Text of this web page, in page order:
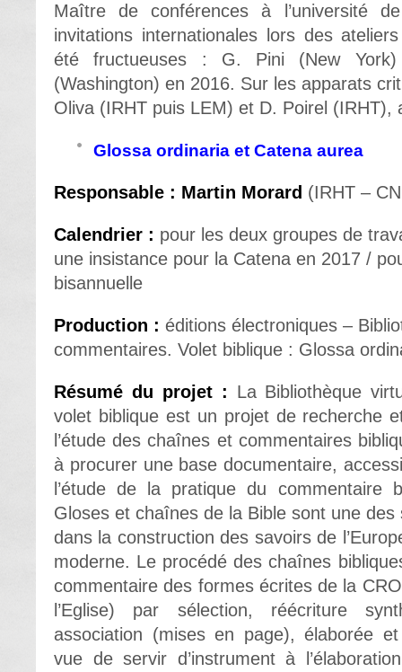
Maître de conférences à l’université
invitations internationales lors des
été fructueuses : G. Pini (New
(Washington) en 2016. Sur les apparats
Oliva (IRHT puis LEM) et D. Poirel (IRHT),
Glossa ordinaria et Catena aurea
Responsable : Martin Morard (IRHT –
Calendrier : pour les deux groupes de
une insistance pour la Catena en 2017 /
bisannuelle
Production : éditions électroniques –
commentaires. Volet biblique : Glossa
Résumé du projet : La Bibliothèque
volet biblique est un projet de recherche
l’étude des chaînes et commentaires
à procurer une base documentaire,
l’étude de la pratique du commentaire
Gloses et chaînes de la Bible sont une
dans la construction des savoirs de
moderne. Le procédé des chaînes
commentaire des formes écrites de la
l’Eglise) par sélection, réécriture
association (mises en page), élaborée
vue de servir d’instrument à